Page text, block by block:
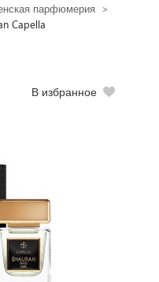
парфюмерия
Capella
В избранное